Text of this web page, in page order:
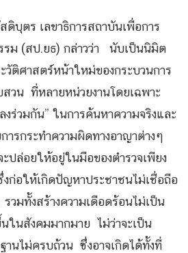
บุตร เลขาธิการสถาบันเพื่อการ
รม (สป.ยธ) กล่าวว่า นับเป็นนิมิต
ติศาสตร์หน้าใหม่ของกระบวนการ
วน ที่หลายหน่วยงานโดยเฉพาะ
งร่วมกัน” ในการค้นหาความจริงและ
ารกระทำความผิดทางอาญาต่างๆ
ล่อยให้อยู่ในมือของตำรวจเพียง
ก่อให้เกิดปัญหาประชาชนไม่เชื่อถือ
วมทั้งสร้างความเดือดร้อนไม่เป็น
ในสังคมมากมาย ไม่ว่าจะเป็น
านไม่ครบถ้วน ซึ่งอาจเกิดได้ทั้งที่